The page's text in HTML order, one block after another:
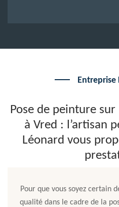
Entreprise
Pose de peinture
à Vred : l’artisan
Léonard vous
Pour que vous soyez certain
qualité dans le cadre de la